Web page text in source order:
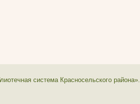
система Красносельского района».